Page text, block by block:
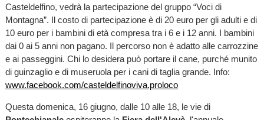
Casteldelfino, vedrà la partecipazione del gruppo “Voci di
Montagna”. Il costo di partecipazione è di 20 euro per gli adulti e di
10 euro per i bambini di età compresa tra i 6 e i 12 anni. I bambini
dai 0 ai 5 anni non pagano. Il percorso non è adatto alle carrozzine
e ai passeggini. Chi lo desidera può portare il cane, purché munito
di guinzaglio e di museruola per i cani di taglia grande. Info:
www.facebook.com/casteldelfinoviva.proloco
Questa domenica, 16 giugno, dalle 10 alle 18, le vie di